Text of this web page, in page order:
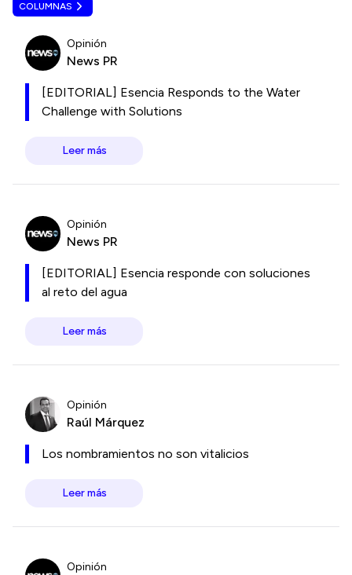
COLUMNAS
Opinión
News PR
[EDITORIAL] Esencia Responds to the Water
Challenge with Solutions
Leer más
Opinión
News PR
[EDITORIAL] Esencia responde con soluciones
al reto del agua
Leer más
Opinión
Raúl Márquez
Los nombramientos no son vitalicios
Leer más
Opinión